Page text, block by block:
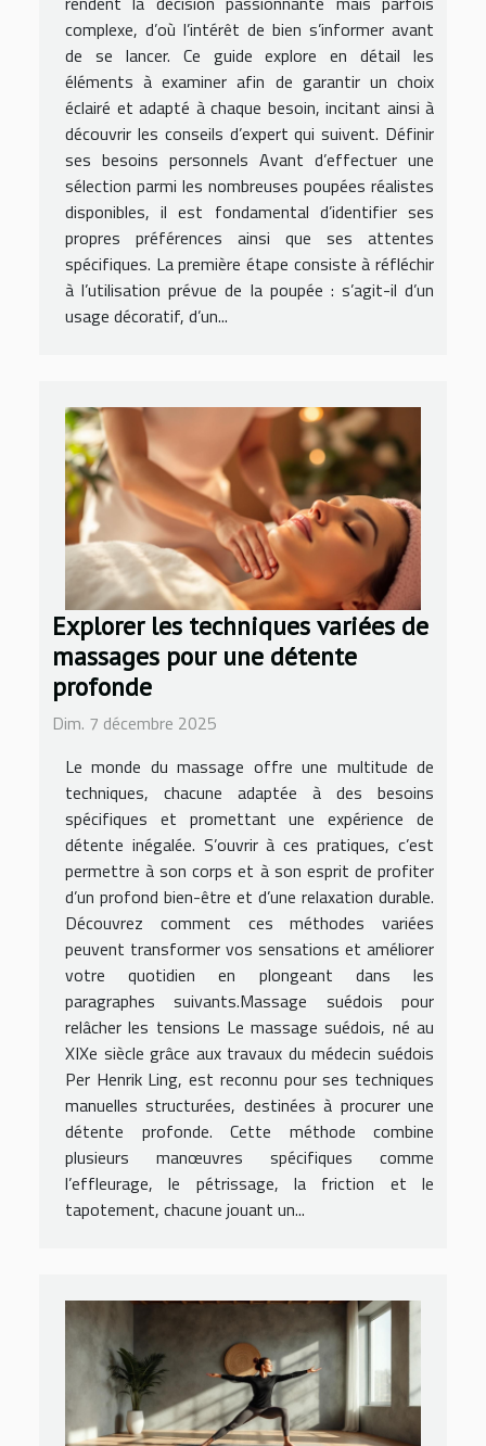
complexe, d’où l’intérêt de bien s’informer avant
de se lancer. Ce guide explore en détail les
éléments à examiner afin de garantir un choix
éclairé et adapté à chaque besoin, incitant ainsi à
découvrir les conseils d’expert qui suivent. Définir
ses besoins personnels Avant d’effectuer une
sélection parmi les nombreuses poupées réalistes
disponibles, il est fondamental d’identifier ses
propres préférences ainsi que ses attentes
spécifiques. La première étape consiste à réfléchir
à l’utilisation prévue de la poupée : s’agit-il d’un
usage décoratif, d’un...
Explorer les techniques variées de
massages pour une détente
profonde
Dim. 7 décembre 2025
Le monde du massage offre une multitude de
techniques, chacune adaptée à des besoins
spécifiques et promettant une expérience de
détente inégalée. S’ouvrir à ces pratiques, c’est
permettre à son corps et à son esprit de profiter
d’un profond bien-être et d’une relaxation durable.
Découvrez comment ces méthodes variées
peuvent transformer vos sensations et améliorer
votre quotidien en plongeant dans les
paragraphes suivants.Massage suédois pour
relâcher les tensions Le massage suédois, né au
XIXe siècle grâce aux travaux du médecin suédois
Per Henrik Ling, est reconnu pour ses techniques
manuelles structurées, destinées à procurer une
détente profonde. Cette méthode combine
plusieurs manœuvres spécifiques comme
l’effleurage, le pétrissage, la friction et le
tapotement, chacune jouant un...